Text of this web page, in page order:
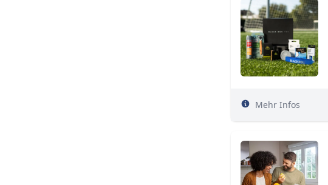
Mehr Infos